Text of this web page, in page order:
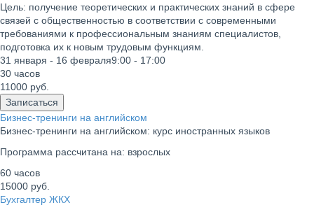
Цель: получение теоретических и практических знаний в сфере
связей с общественностью в соответствии с современными
требованиями к профессиональным знаниям специалистов,
подготовка их к новым трудовым функциям.
31 января - 16 февраля9:00 - 17:00
30 часов
11000 руб.
Записаться
Бизнес-тренинги на английском
Бизнес-тренинги на английском: курс иностранных языков
Программа рассчитана на: взрослых
60 часов
15000 руб.
Бухгалтер ЖКХ